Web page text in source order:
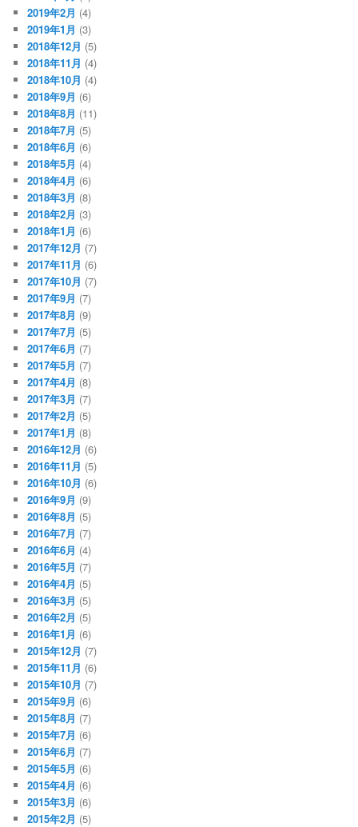
2019年2月 (4)
2019年1月 (3)
2018年12月 (5)
2018年11月 (4)
2018年10月 (4)
2018年9月 (6)
2018年8月 (11)
2018年7月 (5)
2018年6月 (6)
2018年5月 (4)
2018年4月 (6)
2018年3月 (8)
2018年2月 (3)
2018年1月 (6)
2017年12月 (7)
2017年11月 (6)
2017年10月 (7)
2017年9月 (7)
2017年8月 (9)
2017年7月 (5)
2017年6月 (7)
2017年5月 (7)
2017年4月 (8)
2017年3月 (7)
2017年2月 (5)
2017年1月 (8)
2016年12月 (6)
2016年11月 (5)
2016年10月 (6)
2016年9月 (9)
2016年8月 (5)
2016年7月 (7)
2016年6月 (4)
2016年5月 (7)
2016年4月 (5)
2016年3月 (5)
2016年2月 (5)
2016年1月 (6)
2015年12月 (7)
2015年11月 (6)
2015年10月 (7)
2015年9月 (6)
2015年8月 (7)
2015年7月 (6)
2015年6月 (7)
2015年5月 (6)
2015年4月 (6)
2015年3月 (6)
2015年2月 (5)